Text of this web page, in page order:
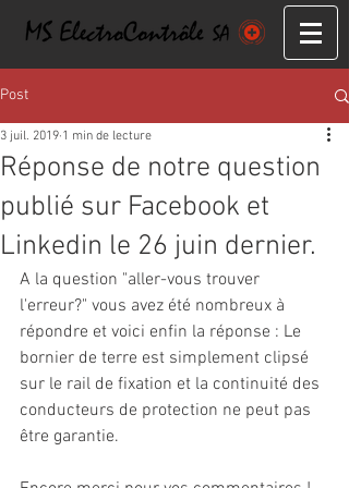
Post
Réponse de notre question
publié sur Facebook et
Linkedin le 26 juin dernier.
3 juil. 2019 1 min de lecture
A la question "aller-vous trouver
l'erreur?" vous avez été nombreux à
répondre et voici enfin la réponse : Le
bornier de terre est simplement clipsé
sur le rail de fixation et la continuité des
conducteurs de protection ne peut pas
être garantie.